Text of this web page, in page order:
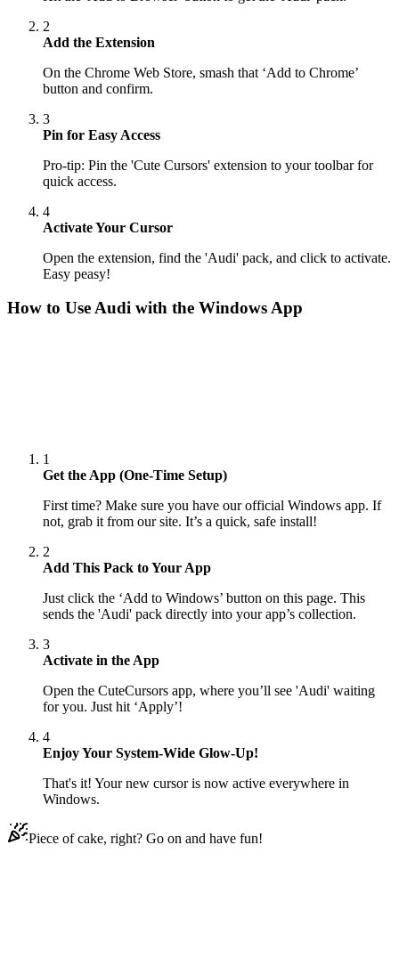
2
Add the Extension
On the Chrome Web Store, smash that ‘Add to Chrome’
button and confirm.
3
Pin for Easy Access
Pro-tip: Pin the 'Cute Cursors' extension to your toolbar for
quick access.
4
Activate Your Cursor
Open the extension, find the 'Audi' pack, and click to activate.
Easy peasy!
How to UseAudi with the Windows App
1
Get the App (One-Time Setup)
First time? Make sure you have our official Windows app. If
not, grab it from our site. It’s a quick, safe install!
2
Add This Pack to Your App
Just click the ‘Add to Windows’ button on this page. This
sends the 'Audi' pack directly into your app’s collection.
3
Activate in the App
Open the CuteCursors app, where you’ll see 'Audi' waiting
for you. Just hit ‘Apply’!
4
Enjoy Your System-Wide Glow-Up!
That's it! Your new cursor is now active everywhere in
Windows.
Piece of cake, right? Go on and have fun!